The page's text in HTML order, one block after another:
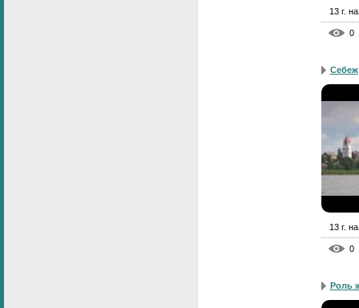
13 г.
0
Себеж
13 г.
0
Роль